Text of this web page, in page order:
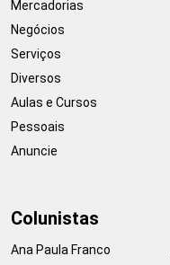
Mercadorias
Negócios
Serviços
Diversos
Aulas e Cursos
Pessoais
Anuncie
Colunistas
Ana Paula Franco